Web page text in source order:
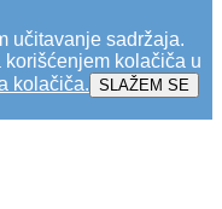
učitavanje sadržaja.
korišćenjem kolačiča u
kolačiča. SLAŽEM SE